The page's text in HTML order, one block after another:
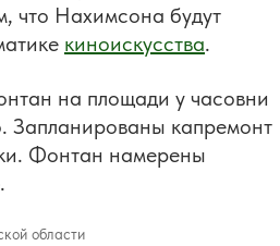
что Нахимсона будут
киноискусства.
на площади у часовни
Запланированы капремонт
Фонтан намерены
области